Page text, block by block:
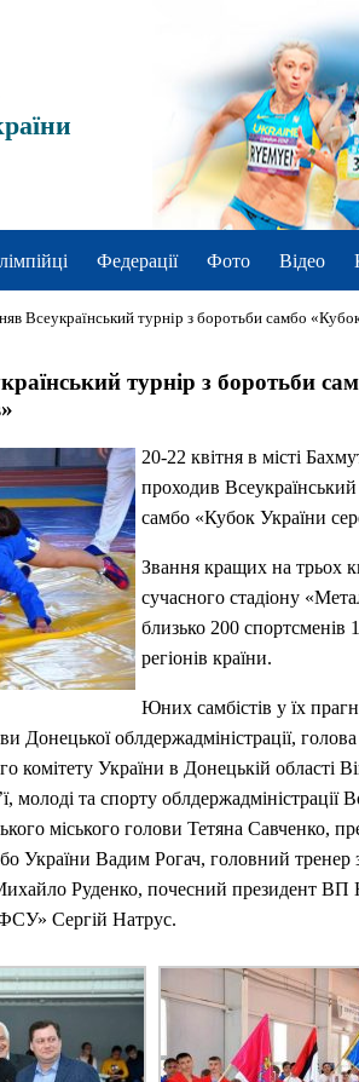
Федерації Фото Відео
Всеукраїнський турнір з боротьби самбо
турнір з боротьби
20-22 квітня в місті
проходив Всеукраїнський
самбо «Кубок України
Звання кращих на трьох
сучасного стадіону
близько 200 спортсменів
регіонів країни.
Юних самбістів у їх
Донецької облдержадміністрації,
комітету України в Донецькій області
молоді та спорту
міського голови Тетяна Савченко,
України Вадим Рогач, головний тренер
Руденко, почесний президент
Сергій Натрус.